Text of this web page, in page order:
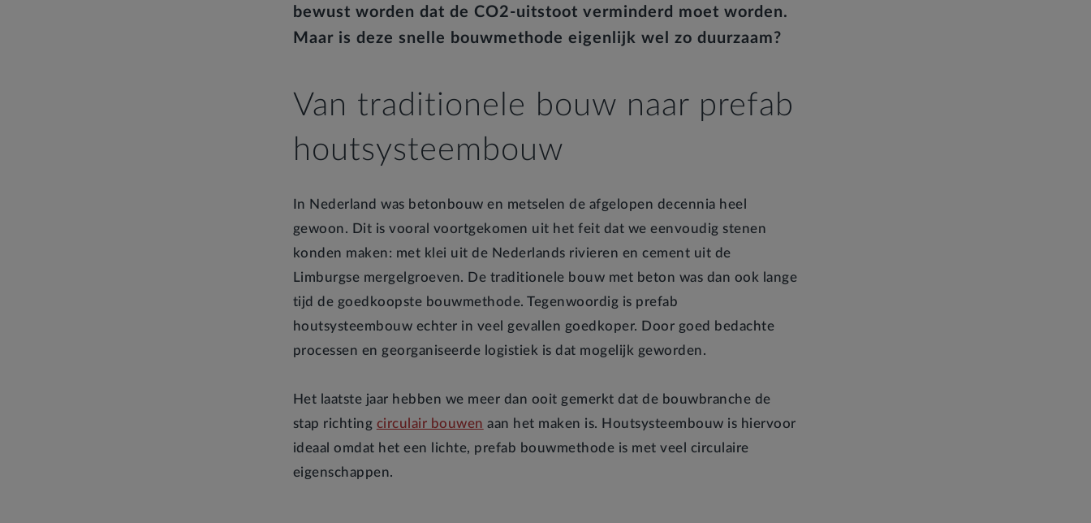
bewust worden dat de CO2-uitstoot verminderd moet worden.
Maar is deze snelle bouwmethode eigenlijk wel zo duurzaam?
Van traditionele bouw naar prefab
houtsysteembouw
In Nederland was betonbouw en metselen de afgelopen decennia heel
gewoon. Dit is vooral voortgekomen uit het feit dat we eenvoudig stenen
konden maken: met klei uit de Nederlands rivieren en cement uit de
Limburgse mergelgroeven. De traditionele bouw met beton was dan ook lange
tijd de goedkoopste bouwmethode. Tegenwoordig is prefab
houtsysteembouw echter in veel gevallen goedkoper. Door goed bedachte
processen en georganiseerde logistiek is dat mogelijk geworden.
Het laatste jaar hebben we meer dan ooit gemerkt dat de bouwbranche de
stap richting circulair bouwen aan het maken is. Houtsysteembouw is hiervoor
ideaal omdat het een lichte, prefab bouwmethode is met veel circulaire
eigenschappen.